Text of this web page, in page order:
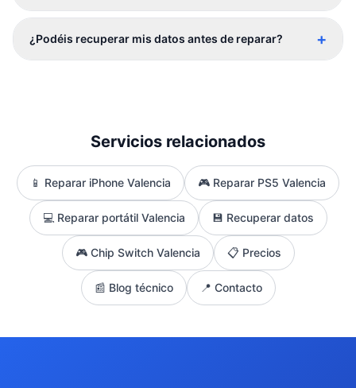
¿Podéis recuperar mis datos antes de reparar? +
Servicios relacionados
📱 Reparar iPhone Valencia 🎮 Reparar PS5 Valencia
💻 Reparar portátil Valencia 💾 Recuperar datos
🎮 Chip Switch Valencia 📋 Precios
📰 Blog técnico 📍 Contacto